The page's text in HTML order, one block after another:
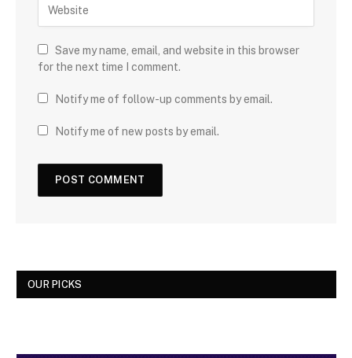
Save my name, email, and website in this browser
for the next time I comment.
Notify me of follow-up comments by email.
Notify me of new posts by email.
OUR PICKS